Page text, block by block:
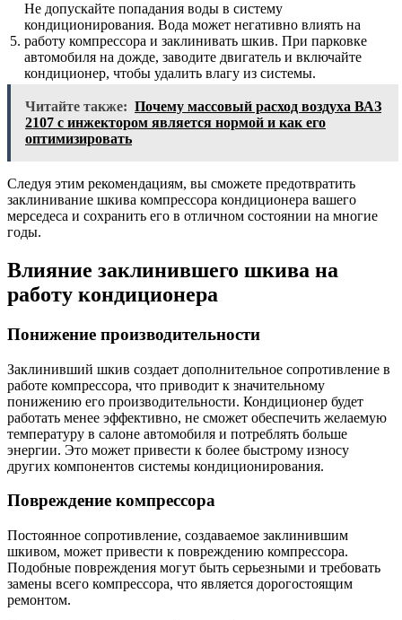
5.
Не допускайте попадания воды в систему
кондиционирования. Вода может негативно влиять на
работу компрессора и заклинивать шкив. При парковке
автомобиля на дожде, заводите двигатель и включайте
кондиционер, чтобы удалить влагу из системы.
Читайте также: Почему массовый расход воздуха ВАЗ
2107 с инжектором является нормой и как его
оптимизировать
Следуя этим рекомендациям, вы сможете предотвратить
заклинивание шкива компрессора кондиционера вашего
мерседеса и сохранить его в отличном состоянии на многие
годы.
Влияние заклинившего шкива на
работу кондиционера
Понижение производительности
Заклинивший шкив создает дополнительное сопротивление в
работе компрессора, что приводит к значительному
понижению его производительности. Кондиционер будет
работать менее эффективно, не сможет обеспечить желаемую
температуру в салоне автомобиля и потреблять больше
энергии. Это может привести к более быстрому износу
других компонентов системы кондиционирования.
Повреждение компрессора
Постоянное сопротивление, создаваемое заклинившим
шкивом, может привести к повреждению компрессора.
Подобные повреждения могут быть серьезными и требовать
замены всего компрессора, что является дорогостоящим
ремонтом.